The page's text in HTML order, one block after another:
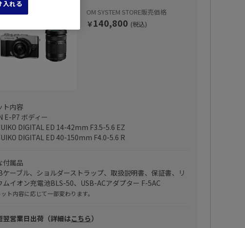
OM SYSTEM STORE販売価格
￥140,800 (税込)
ト内容
E-P7 ボディー
DIGITAL ED 14-42mm F3.5-5.6 EZ
DIGITAL ED 40-150mm F4.0-5.6 R
付属品
ケーブル、ショルダーストラップ、取扱説明書、保証書、リ
ムイオン充電池BLS-50、USB-ACアダプター F-5AC
ト内容に応じて一部変わります。
翌営業日出荷（詳細はこちら）
れる